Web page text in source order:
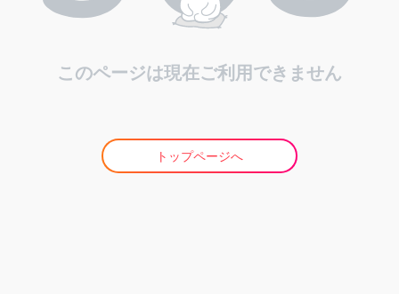
このページは現在ご利用できません